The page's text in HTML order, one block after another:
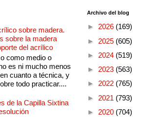
sobre madera.
sobre la madera
del acrílico
como medio o
es ni mucho menos
cuanto a técnica, y
todo practicar....
de la Capilla Sixtina
Archivo del blog
► 2026 (169)
► 2025 (605)
► 2024 (519)
► 2023 (563)
► 2022 (765)
► 2021 (793)
► 2020 (704)